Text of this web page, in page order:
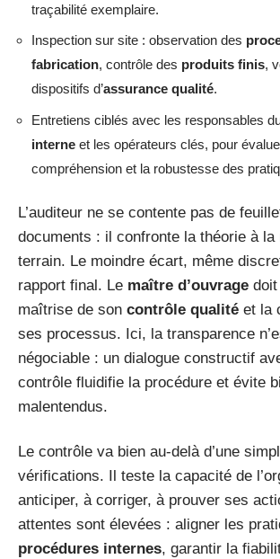
traçabilité exemplaire.
Inspection sur site : observation des
fabrication, contrôle des produits finis,
dispositifs d’assurance qualité.
Entretiens ciblés avec les responsables
interne et les opérateurs clés, pour
compréhension et la robustesse des
L’auditeur ne se contente pas de
documents : il confronte la théorie à la
terrain. Le moindre écart, même
rapport final. Le maître d’ouvrage
maîtrise de son contrôle qualité et la
ses processus. Ici, la transparence
négociable : un dialogue constructif
contrôle fluidifie la procédure et évite
malentendus.
Le contrôle va bien au-delà d’une
vérifications. Il teste la capacité de
anticiper, à corriger, à prouver ses
attentes sont élevées : aligner les
procédures internes, garantir la